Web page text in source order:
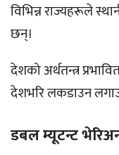
विभिन्न राज्यहरूले
छन्।
देशको अर्थतन्त्र
देशभरि लकडाउन
डबल म्यूटन्ट